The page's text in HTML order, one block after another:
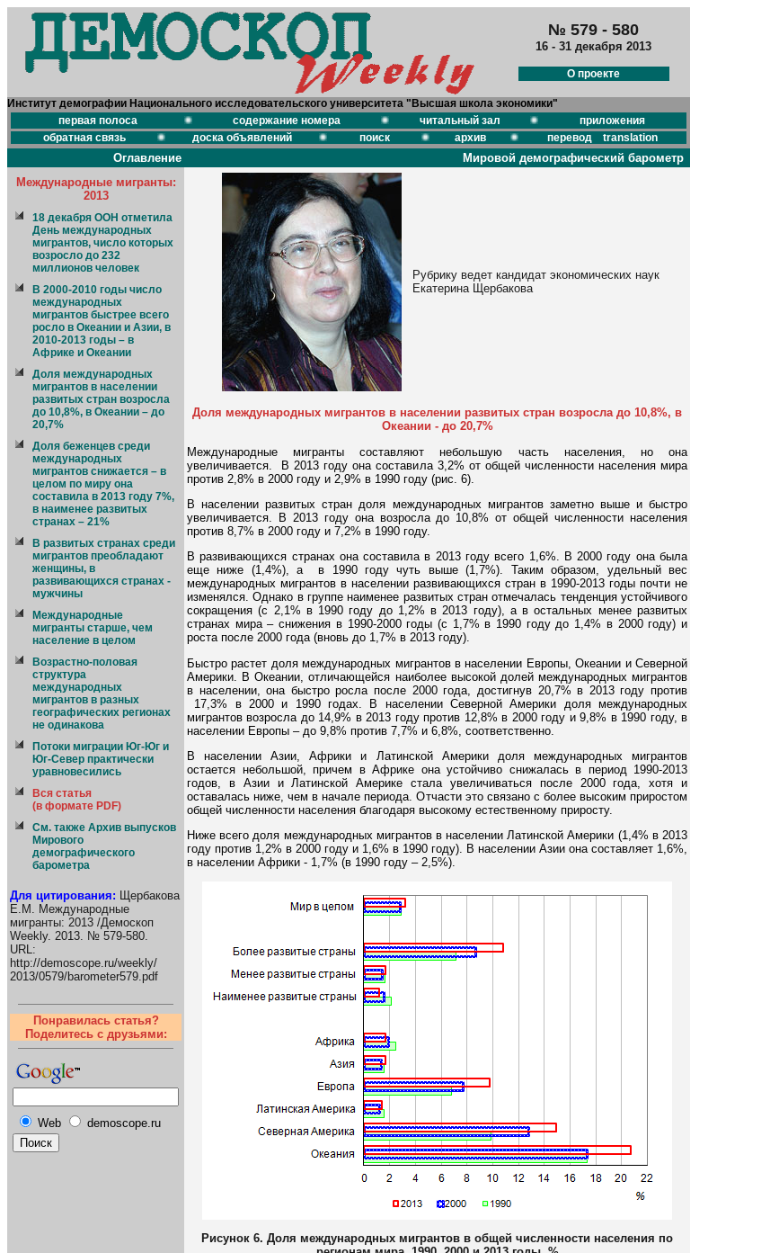
№ 579 - 580
16 - 31 декабря 2013
О проекте
Институт демографии Национального исследовательского университета "Высшая школа экономики"
первая полоса
содержание номера читальный зал
приложения
обратная связь
доска объявлений поиск архив перевод translation
Оглавление
Мировой демографический барометр
Международные мигранты:
2013
18 декабря ООН отметила
День международных
мигрантов, число которых
возросло до 232
миллионов человек
В 2000-2010 годы число
международных
мигрантов быстрее всего
росло в Океании и Азии, в
2010-2013 годы – в
Африке и Океании
Доля международных
мигрантов в населении
развитых стран возросла
до 10,8%, в Океании – до
20,7%
Доля беженцев среди
международных
мигрантов снижается – в
целом по миру она
составила в 2013 году 7%,
в наименее развитых
странах – 21%
В развитых странах среди
мигрантов преобладают
женщины, в
развивающихся странах -
мужчины
Международные
мигранты старше, чем
население в целом
Возрастно-половая
структура
международных
мигрантов в разных
географических регионах
не одинакова
Потоки миграции Юг-Юг и
Юг-Север практически
уравновесились
Вся статья
(в формате PDF)
См. также Архив выпусков
Мирового
демографического
барометра
Для цитирования: Щербакова
Е.М. Международные
мигранты: 2013 /Демоскоп
Weekly. 2013. № 579-580.
URL:
http://demoscope.ru/weekly/
2013/0579/barometer579.pdf
Понравилась статья?
Поделитесь с друзьями:
Web demoscope.ru
Рубрику ведет кандидат экономических наук
Екатерина Щербакова
Доля международных мигрантов в населении развитых стран возросла до 10,8%, в
Океании - до 20,7%
Международные мигранты составляют небольшую часть населения, но она
увеличивается. В 2013 году она составила 3,2% от общей численности населения мира
против 2,8% в 2000 году и 2,9% в 1990 году (рис. 6).
В населении развитых стран доля международных мигрантов заметно выше и быстро
увеличивается. В 2013 году она возросла до 10,8% от общей численности населения
против 8,7% в 2000 году и 7,2% в 1990 году.
В развивающихся странах она составила в 2013 году всего 1,6%. В 2000 году она была
еще ниже (1,4%), а в 1990 году чуть выше (1,7%). Таким образом, удельный вес
международных мигрантов в населении развивающихся стран в 1990-2013 годы почти не
изменялся. Однако в группе наименее развитых стран отмечалась тенденция устойчивого
сокращения (с 2,1% в 1990 году до 1,2% в 2013 году), а в остальных менее развитых
странах мира – снижения в 1990-2000 годы (с 1,7% в 1990 году до 1,4% в 2000 году) и
роста после 2000 года (вновь до 1,7% в 2013 году).
Быстро растет доля международных мигрантов в населении Европы, Океании и Северной
Америки. В Океании, отличающейся наиболее высокой долей международных мигрантов
в населении, она быстро росла после 2000 года, достигнув 20,7% в 2013 году против
17,3% в 2000 и 1990 годах. В населении Северной Америки доля международных
мигрантов возросла до 14,9% в 2013 году против 12,8% в 2000 году и 9,8% в 1990 году, в
населении Европы – до 9,8% против 7,7% и 6,8%, соответственно.
В населении Азии, Африки и Латинской Америки доля международных мигрантов
остается небольшой, причем в Африке она устойчиво снижалась в период 1990-2013
годов, в Азии и Латинской Америке стала увеличиваться после 2000 года, хотя и
оставалась ниже, чем в начале периода. Отчасти это связано с более высоким приростом
общей численности населения благодаря высокому естественному приросту.
Ниже всего доля международных мигрантов в населении Латинской Америки (1,4% в 2013
году против 1,2% в 2000 году и 1,6% в 1990 году). В населении Азии она составляет 1,6%,
в населении Африки - 1,7% (в 1990 году – 2,5%).
Рисунок 6. Доля международных мигрантов в общей численности населения по